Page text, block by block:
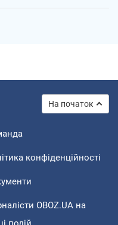
На початок
конфіденційності
OBOZ.UA на